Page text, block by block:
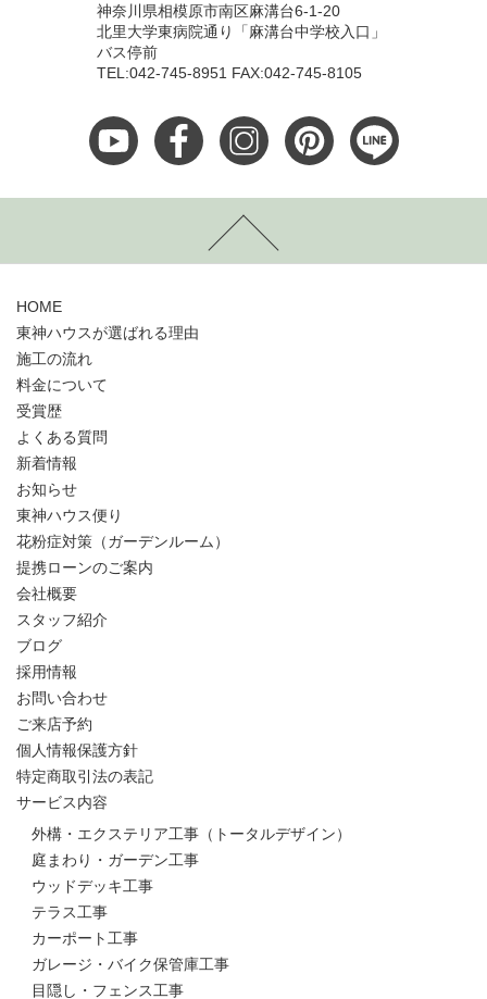
神奈川県相模原市南区麻溝台6-1-20
北里大学東病院通り「麻溝台中学校入口」
バス停前
TEL:042-745-8951 FAX:042-745-8105
HOME
東神ハウスが選ばれる理由
施工の流れ
料金について
受賞歴
よくある質問
新着情報
お知らせ
東神ハウス便り
花粉症対策（ガーデンルーム）
提携ローンのご案内
会社概要
スタッフ紹介
ブログ
採用情報
お問い合わせ
ご来店予約
個人情報保護方針
特定商取引法の表記
サービス内容
外構・エクステリア工事（トータルデザイン）
庭まわり・ガーデン工事
ウッドデッキ工事
テラス工事
カーポート工事
ガレージ・バイク保管庫工事
目隠し・フェンス工事